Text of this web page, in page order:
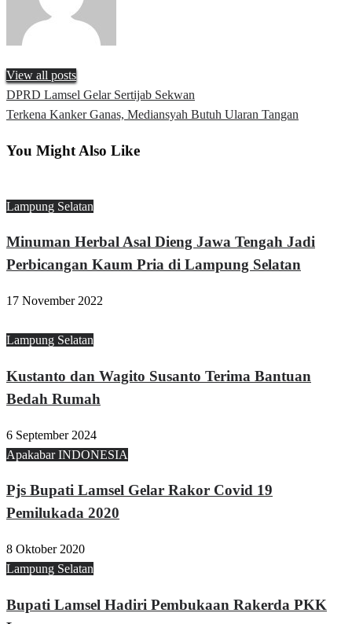
View all posts
Navigasi
Previous
Post
DPRD Lamsel Gelar Sertijab Sekwan
Next
Terkena Kanker Ganas, Mediansyah Butuh Ularan Tangan
You Might Also Like
Lampung Selatan
Minuman Herbal Asal Dieng Jawa Tengah Jadi
Perbicangan Kaum Pria di Lampung Selatan
17 November 2022
Lampung Selatan
Kustanto dan Wagito Susanto Terima Bantuan
Bedah Rumah
6 September 2024
Apakabar INDONESIA
Pjs Bupati Lamsel Gelar Rakor Covid 19
Pemilukada 2020
8 Oktober 2020
Lampung Selatan
Bupati Lamsel Hadiri Pembukaan Rakerda PKK